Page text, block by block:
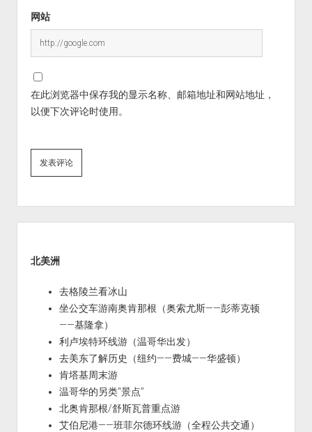
网站
在此浏览器中保存我的显示名称、邮箱地址和网站地址，
以便下次评论时使用。
北美洲
去格陵兰看冰山
坐公交车游南奥肯那根（奥索尤斯——彭蒂克顿
——基隆拿）
利卢埃特环线游（温哥华出发）
去美东了解历史（纽约——费城——华盛顿）
肯塔基周末游
温哥华的另类“景点”
北奥肯那根/舒斯瓦普重点游
艾伯尼港——班菲尔德环线游（全程公共交通）